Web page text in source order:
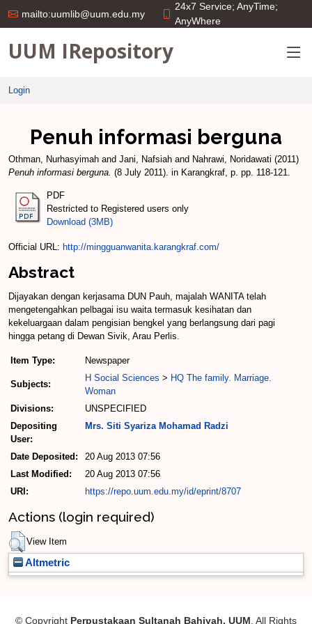
mailto:uumlib@uum.edu.my
24x7 Service; AnyTime;
AnyWhere
UUM IRepository
Login
Penuh informasi berguna
Othman, Nurhasyimah and Jani, Nafsiah and Nahrawi, Noridawati (2011)
Penuh informasi berguna. (8 July 2011). in Karangkraf, p. pp. 118-121.
PDF
Restricted to Registered users only
Download (3MB)
Official URL: http://mingguanwanita.karangkraf.com/
Abstract
Dijayakan dengan kerjasama DUN Pauh, majalah WANITA telah
mengetengahkan pelbagai isu waita termasuk kesihatan dan
kekeluargaan dalam pengisian bengkel yang berlangsung dari pagi
hingga petang di Dewan Sivik, Arau Perlis.
Item Type: Newspaper
Subjects:
H Social Sciences > HQ The family. Marriage.
Woman
Divisions:
UNSPECIFIED
Depositing
User:
Mrs. Siti Syariza Mohamad Radzi
Date Deposited:
20 Aug 2013 07:56
Last Modified:
20 Aug 2013 07:56
URI:
https://repo.uum.edu.my/id/eprint/8707
Actions (login required)
View Item
Altmetric
© Copyright Perpustakaan Sultanah Bahiyah, UUM . All Rights